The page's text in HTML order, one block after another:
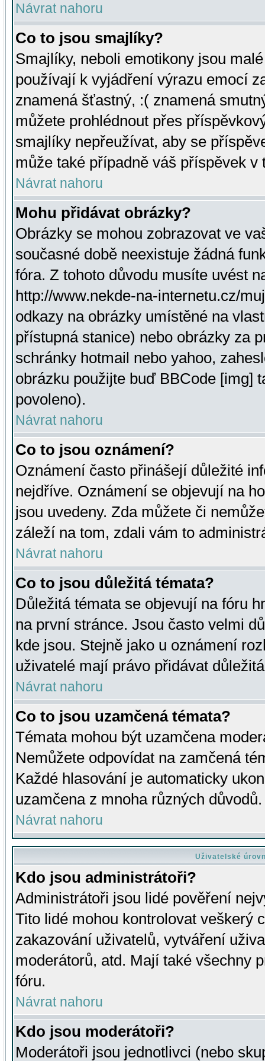
Návrat nahoru
Co to jsou smajlíky?
Smajlíky, neboli emotikony jsou
používají k vyjádření výrazu emocí
znamená šťastný, :( znamená
můžete prohlédnout přes
smajlíky nepřeužívat, aby se
může také případně váš příspěvek v
Návrat nahoru
Mohu přidávat obrázky?
Obrázky se mohou zobrazovat ve
současné době neexistuje žádná
fóra. Z tohoto důvodu musíte uvést
http://www.nekde-na-internetu.cz/
odkazy na obrázky umístěné na
přístupná stanice) nebo obrázky za
schránky hotmail nebo yahoo,
obrázku použijte buď BBCode [img]
povoleno).
Návrat nahoru
Co to jsou oznámení?
Oznámení často přinášejí důležité
nejdříve. Oznámení se objevují na
jsou uvedeny. Zda můžete či
záleží na tom, zdali vám to
Návrat nahoru
Co to jsou důležitá témata?
Důležitá témata se objevují na fóru
na první stránce. Jsou často velmi
kde jsou. Stejně jako u oznámení
uživatelé mají právo přidávat
Návrat nahoru
Co to jsou uzamčená témata?
Témata mohou být uzamčena
Nemůžete odpovídat na zamčená
Každé hlasování je automaticky
uzamčena z mnoha různých důvodů.
Návrat nahoru
Uživatelské
Kdo jsou administrátoři?
Administrátoři jsou lidé pověření
Tito lidé mohou kontrolovat veškerý
zakazování uživatelů, vytváření
moderátorů, atd. Mají také všechny
fóru.
Návrat nahoru
Kdo jsou moderátoři?
Moderátoři jsou jednotlivci (nebo